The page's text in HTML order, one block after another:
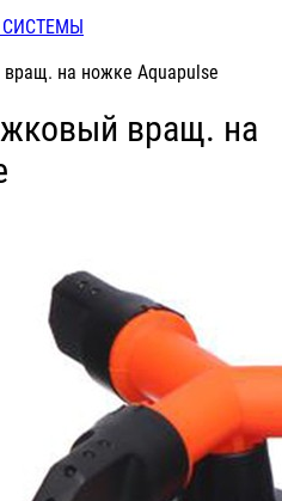
на ножке Aquapulse
вращ. на